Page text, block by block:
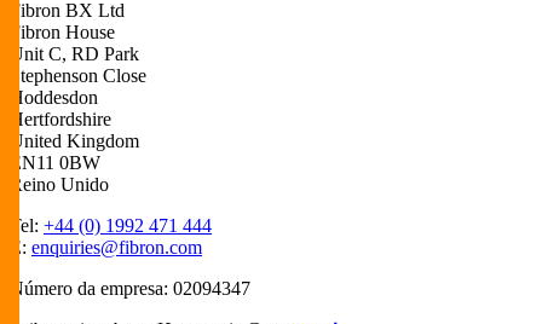
Fibron BX Ltd
Fibron House
Unit C, RD Park
Stephenson Close
Hoddesdon
Hertfordshire
United Kingdom
EN11 0BW
Reino Unido
Tel: +44 (0) 1992 471 444
E: enquiries@fibron.com
Número da empresa: 02094347